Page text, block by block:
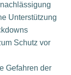
Unterstützung
Schutz vor
Gefahren der